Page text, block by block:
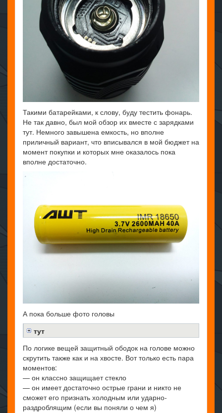
Такими батарейками, к слову, буду тестить фонарь.
Не так давно, был мой обзор их вместе с зарядками
тут. Немного завышена емкость, но вполне
приличный вариант, что вписывался в мой бюджет на
момент покупки и которых мне оказалось пока
вполне достаточно.
А пока больше фото головы
тут
По логике вещей защитный ободок на голове можно
скрутить также как и на хвосте. Вот только есть пара
моментов:
— он классно защищает стекло
— он имеет достаточно острые грани и никто не
сможет его признать холодным или ударно-
раздроблящим (если вы поняли о чем я)